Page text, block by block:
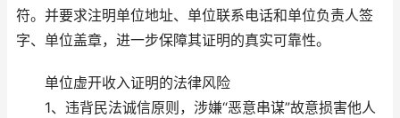
符。并要求注明单位地址、单位联系电话和单位负责人签
字、单位盖章，进一步保障其证明的真实可靠性。
单位虚开收入证明的法律风险
1、违背民法诚信原则，涉嫌“恶意串谋”故意损害他人